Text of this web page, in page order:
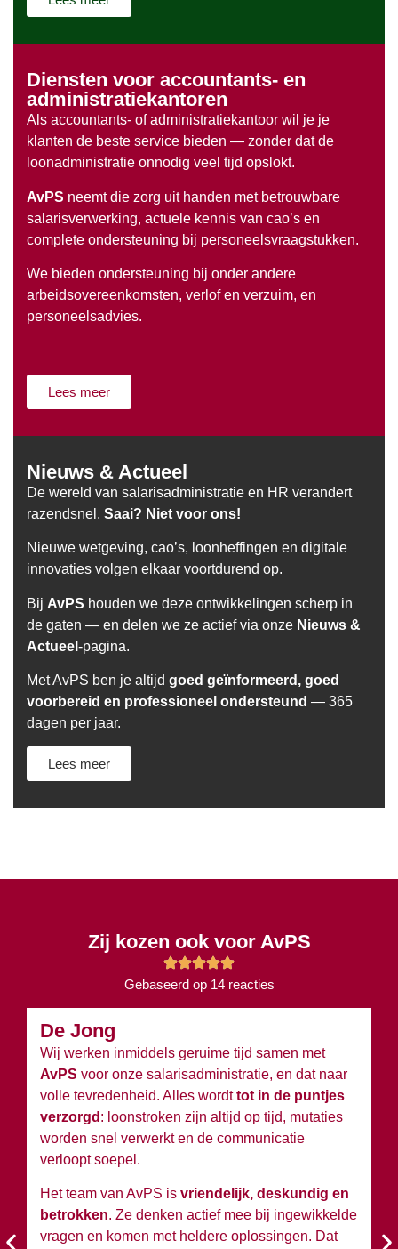
Diensten voor accountants- en
administratiekantoren
Als accountants- of administratiekantoor wil je je
klanten de beste service bieden — zonder dat de
loonadministratie onnodig veel tijd opslokt.
AvPS neemt die zorg uit handen met betrouwbare
salarisverwerking, actuele kennis van cao’s en
complete ondersteuning bij personeelsvraagstukken.
We bieden ondersteuning bij onder andere
arbeidsovereenkomsten, verlof en verzuim, en
personeelsadvies.
Lees meer
Nieuws & Actueel
De wereld van salarisadministratie en HR verandert
razendsnel. Saai? Niet voor ons!
Nieuwe wetgeving, cao’s, loonheffingen en digitale
innovaties volgen elkaar voortdurend op.
Bij AvPS houden we deze ontwikkelingen scherp in
de gaten — en delen we ze actief via onze Nieuws &
Actueel -pagina.
Met AvPS ben je altijd goed geïnformeerd, goed
voorbereid en professioneel ondersteund — 365
dagen per jaar.
Lees meer
Zij kozen ook voor AvPS
Gebaseerd op 14 reacties
De Jong
Wij werken inmiddels geruime tijd samen met
AvPS voor onze salarisadministratie, en dat naar
volle tevredenheid. Alles wordttot in de puntjes
verzorgd : loonstroken zijn altijd op tijd, mutaties
worden snel verwerkt en de communicatie
verloopt soepel.
Het team van AvPS is vriendelijk, deskundig en
betrokken. Ze denken actief mee bij ingewikkelde
vragen en komen met heldere oplossingen. Dat